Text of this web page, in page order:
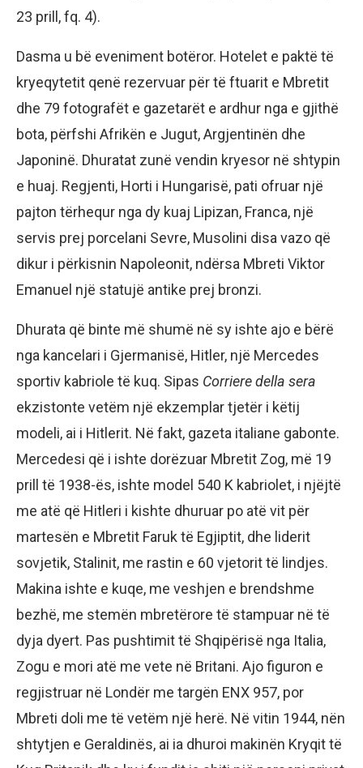
23 prill, fq. 4).
Dasma u bë eveniment botëror. Hotelet e paktë të
kryeqytetit qenë rezervuar për të ftuarit e Mbretit
dhe 79 fotografët e gazetarët e ardhur nga e gjithë
bota, përfshi Afrikën e Jugut, Argjentinën dhe
Japoninë. Dhuratat zunë vendin kryesor në shtypin
e huaj. Regjenti, Horti i Hungarisë, pati ofruar një
pajton tërhequr nga dy kuaj Lipizan, Franca, një
servis prej porcelani Sevre, Musolini disa vazo që
dikur i përkisnin Napoleonit, ndërsa Mbreti Viktor
Emanuel një statujë antike prej bronzi.
Dhurata që binte më shumë në sy ishte ajo e bërë
nga kancelari i Gjermanisë, Hitler, një Mercedes
sportiv kabriole të kuq. Sipas Corriere della sera
ekzistonte vetëm një ekzemplar tjetër i këtij
modeli, ai i Hitlerit. Në fakt, gazeta italiane gabonte.
Mercedesi që i ishte dorëzuar Mbretit Zog, më 19
prill të 1938-ës, ishte model 540 K kabriolet, i njëjtë
me atë që Hitleri i kishte dhuruar po atë vit për
martesën e Mbretit Faruk të Egjiptit, dhe liderit
sovjetik, Stalinit, me rastin e 60 vjetorit të lindjes.
Makina ishte e kuqe, me veshjen e brendshme
bezhë, me stemën mbretërore të stampuar në të
dyja dyert. Pas pushtimit të Shqipërisë nga Italia,
Zogu e mori atë me vete në Britani. Ajo figuron e
regjistruar në Londër me targën ENX 957, por
Mbreti doli me të vetëm një herë. Në vitin 1944, nën
shtytjen e Geraldinës, ai ia dhuroi makinën Kryqit të